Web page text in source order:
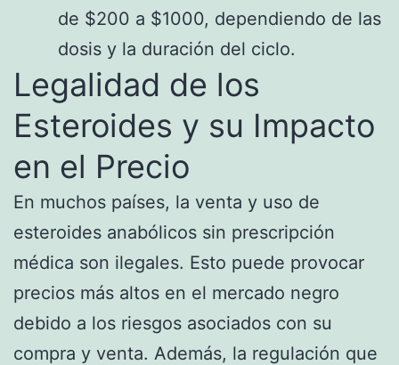
de $200 a $1000, dependiendo de las
dosis y la duración del ciclo.
Legalidad de los
Esteroides y su Impacto
en el Precio
En muchos países, la venta y uso de
esteroides anabólicos sin prescripción
médica son ilegales. Esto puede provocar
precios más altos en el mercado negro
debido a los riesgos asociados con su
compra y venta. Además, la regulación que